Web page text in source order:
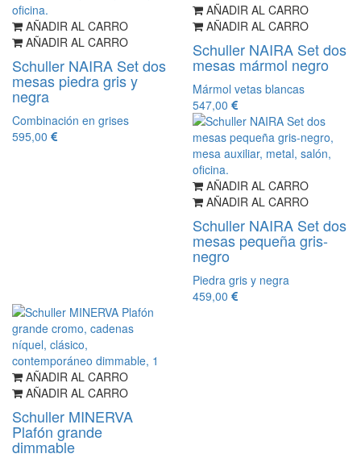
AÑADIR AL CARRO
AÑADIR AL CARRO
Schuller NAIRA Set dos
mesas piedra gris y
negra
Combinación en grises
595,00
AÑADIR AL CARRO
AÑADIR AL CARRO
Schuller NAIRA Set dos
mesas mármol negro
Mármol vetas blancas
547,00
AÑADIR AL CARRO
AÑADIR AL CARRO
Schuller NAIRA Set dos
mesas pequeña gris-
negro
Piedra gris y negra
459,00
AÑADIR AL CARRO
AÑADIR AL CARRO
Schuller MINERVA
Plafón grande
dimmable